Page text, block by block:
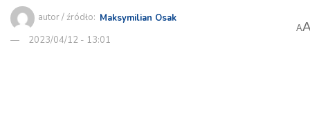
autor / źródło: Maksymilian Osak
2023/04/12 - 13:01
A